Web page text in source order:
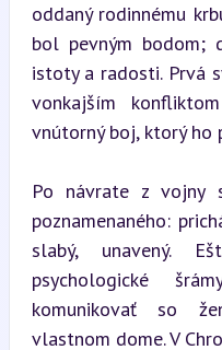
oddaný rodinnému
bol pevným bodom;
istoty a radosti. Prvá
vonkajším
vnútorný boj, ktorý ho
Po návrate z vojny
poznamenaného:
slabý, unavený.
psychologické
komunikovať so
vlastnom dome. V